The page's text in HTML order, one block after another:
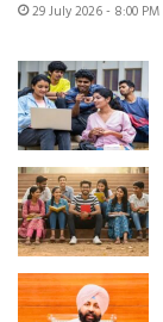
29 July 2026 - 8:00 PM